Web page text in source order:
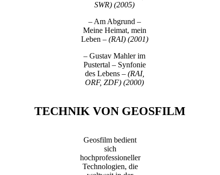
SWR) (2005)
– Am Abgrund –
Meine Heimat, mein
Leben – (RAI) (2001)
– Gustav Mahler im
Pustertal – Synfonie
des Lebens – (RAI,
ORF, ZDF) (2000)
TECHNIK VON GEOSFILM
Geosfilm bedient
sich
hochprofessioneller
Technologien, die